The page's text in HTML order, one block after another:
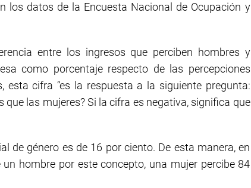
los datos de la Encuesta Nacional de Ocupación y
entre los ingresos que perciben hombres y
como porcentaje respecto de las percepciones
esta cifra “es la respuesta a la siguiente pregunta:
las mujeres? Si la cifra es negativa, significa que
de género es de 16 por ciento. De esta manera, en
hombre por este concepto, una mujer percibe 84